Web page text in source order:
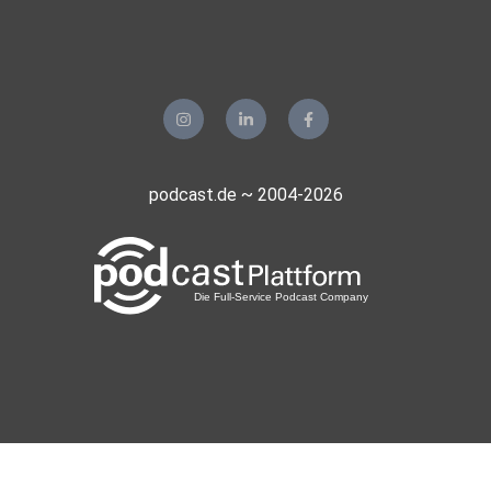
podcast.de ~ 2004-2026